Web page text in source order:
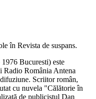
în Revista de suspans.
Bucuresti) este
Radio România Antena
Scriitor român,
cu nuvela "Călătorie în
de publicistul Dan